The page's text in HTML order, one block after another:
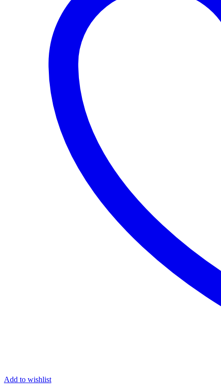
Add to wishlist